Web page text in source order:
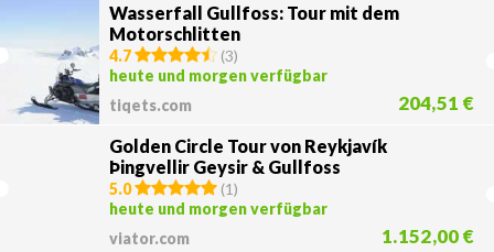
Wasserfall Gullfoss: Tour mit dem
Motorschlitten
4.7 (3)
heute und morgen verfügbar
tiqets.com
204,51 €
Golden Circle Tour von Reykjavík
Þingvellir Geysir & Gullfoss
5.0 (1)
heute und morgen verfügbar
viator.com
1.152,00 €